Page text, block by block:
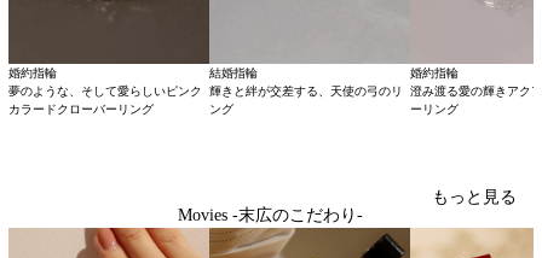
婚約指輪
夢のような、そして愛らしいピンク
カラードクローバーリング
結婚指輪
輝きと絆が交差する、天使の弓のリ
ング
婚約指輪
澄み渡る愛の輝きアク
ーリング
Movies -末広のこだわり-
もっと見る